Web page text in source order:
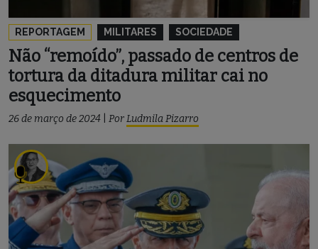
REPORTAGEM MILITARES SOCIEDADE
Não “remoído”, passado de centros de
tortura da ditadura militar cai no
esquecimento
26 de março de 2024 PorLudmila Pizarro